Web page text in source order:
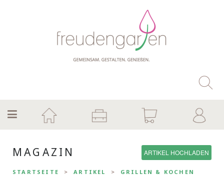
MAGAZIN ARTIKEL HOCHLADEN
STARTSEITE ARTIKEL GRILLEN & KOCHEN